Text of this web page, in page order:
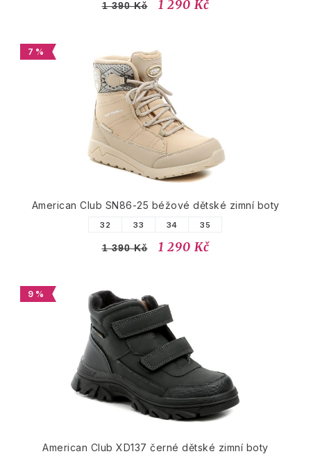
1 390 Kč 1 290 Kč
7 %
American Club SN86-25 béžové dětské zimní boty
32 33 34 35
1 390 Kč 1 290 Kč
9 %
American Club XD137 černé dětské zimní boty